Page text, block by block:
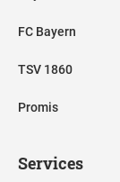
FC Bayern
TSV 1860
Promis
Services